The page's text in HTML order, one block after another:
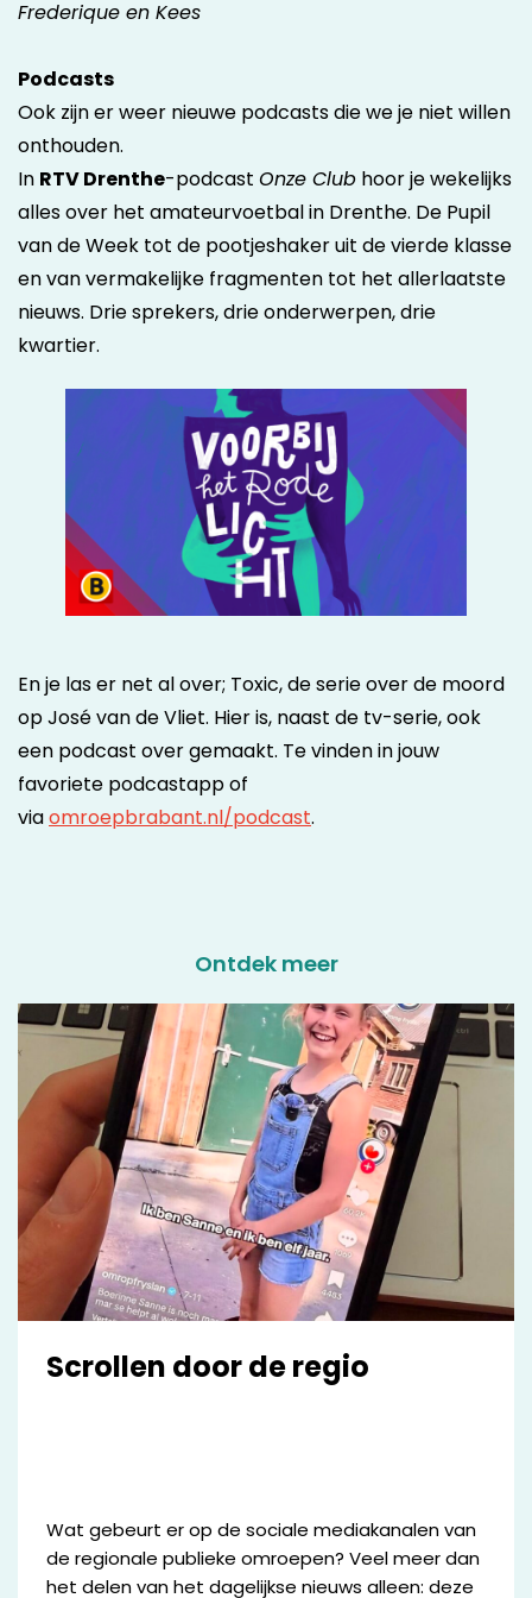
Frederique en Kees
Podcasts
Ook zijn er weer nieuwe podcasts die we je niet willen
onthouden.
In RTV Drenthe-podcast Onze Club hoor je wekelijks
alles over het amateurvoetbal in Drenthe. De Pupil
van de Week tot de pootjeshaker uit de vierde klasse
en van vermakelijke fragmenten tot het allerlaatste
nieuws. Drie sprekers, drie onderwerpen, drie
kwartier.
En je las er net al over; Toxic, de serie over de moord
op José van de Vliet. Hier is, naast de tv-serie, ook
een podcast over gemaakt. Te vinden in jouw
favoriete podcastapp of
viaomroepbrabant.nl/podcast.
Ontdek meer
Scrollen door de regio
Wat gebeurt er op de sociale mediakanalen van
de regionale publieke omroepen? Veel meer dan
het delen van het dagelijkse nieuws alleen: deze